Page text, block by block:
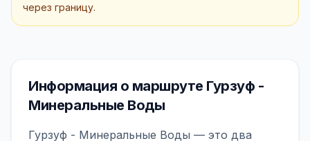
через границу.
Информация о маршруте Гурзуф -
Минеральные Воды
Гурзуф - Минеральные Воды — это два